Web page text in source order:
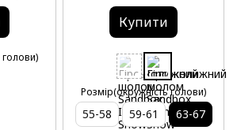
голови)
Купити
Розмір(окружність голови)
55-58 59-61 63-67